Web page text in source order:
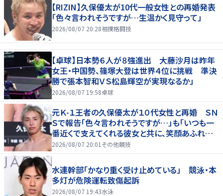
【RIZIN】久保優太が10代一般女性との再婚発表
「色々言われそうですが…生温かく見守って」
2026/08/07 20:28相撲格闘技
【卓球】日本勢６人が８強進出 大藤沙月は昨年
女王・中国勢、篠塚大登は世界４位に挑戦 準決
勝で張本智和ＶＳ松島輝空が実現なるか」
2026/08/07 19:58卓球
元Ｋ-１王者の久保優太が１０代女性と再婚 ＳＮ
Ｓで報告「色々言われそうですが…」も「いつも一
番近くで支えてくれる彼女と共に、笑顔あふれる
家庭を築いていきたい」
2026/08/07 20:01 その他競技
水連幹部「かなり重く受け止めている」 競泳・本
多灯が危険運転致傷起訴
2026/08/07 19:43水泳